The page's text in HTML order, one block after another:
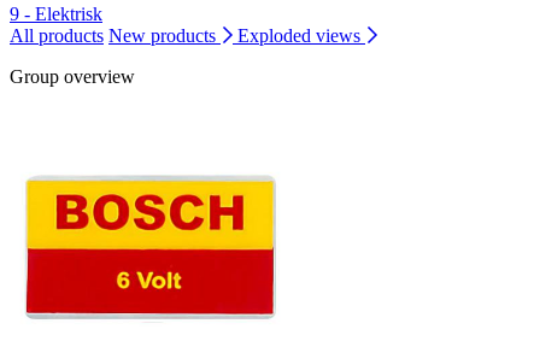
9 - Elektrisk
All products New products
Exploded views
Group overview